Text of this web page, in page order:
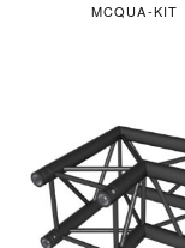
MCQUA-KIT